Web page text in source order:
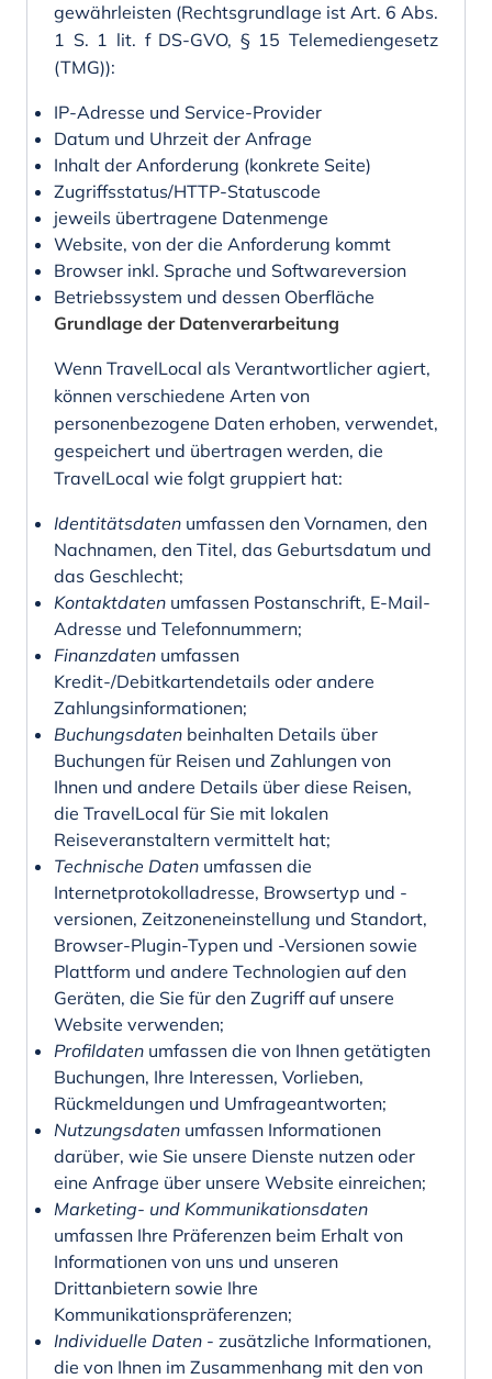
gewährleisten (Rechtsgrundlage ist Art. 6 Abs.
1 S. 1 lit. f DS-GVO, § 15 Telemediengesetz
(TMG)):
IP-Adresse und Service-Provider
Datum und Uhrzeit der Anfrage
Inhalt der Anforderung (konkrete Seite)
Zugriffsstatus/HTTP-Statuscode
jeweils übertragene Datenmenge
Website, von der die Anforderung kommt
Browser inkl. Sprache und Softwareversion
Betriebssystem und dessen Oberfläche
Grundlage der Datenverarbeitung
Wenn TravelLocal als Verantwortlicher agiert,
können verschiedene Arten von
personenbezogene Daten erhoben, verwendet,
gespeichert und übertragen werden, die
TravelLocal wie folgt gruppiert hat:
Identitätsdaten umfassen den Vornamen, den
Nachnamen, den Titel, das Geburtsdatum und
das Geschlecht;
Kontaktdaten umfassen Postanschrift, E-Mail-
Adresse und Telefonnummern;
Finanzdaten umfassen
Kredit-/Debitkartendetails oder andere
Zahlungsinformationen;
Buchungsdaten beinhalten Details über
Buchungen für Reisen und Zahlungen von
Ihnen und andere Details über diese Reisen,
die TravelLocal für Sie mit lokalen
Reiseveranstaltern vermittelt hat;
Technische Daten umfassen die
Internetprotokolladresse, Browsertyp und -
versionen, Zeitzoneneinstellung und Standort,
Browser-Plugin-Typen und -Versionen sowie
Plattform und andere Technologien auf den
Geräten, die Sie für den Zugriff auf unsere
Website verwenden;
Profildaten umfassen die von Ihnen getätigten
Buchungen, Ihre Interessen, Vorlieben,
Rückmeldungen und Umfrageantworten;
Nutzungsdaten umfassen Informationen
darüber, wie Sie unsere Dienste nutzen oder
eine Anfrage über unsere Website einreichen;
Marketing- und Kommunikationsdaten
umfassen Ihre Präferenzen beim Erhalt von
Informationen von uns und unseren
Drittanbietern sowie Ihre
Kommunikationspräferenzen;
Individuelle Daten - zusätzliche Informationen,
die von Ihnen im Zusammenhang mit den von